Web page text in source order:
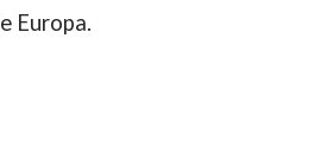
Europa.